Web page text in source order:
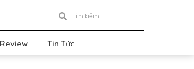
Review Tin Tức